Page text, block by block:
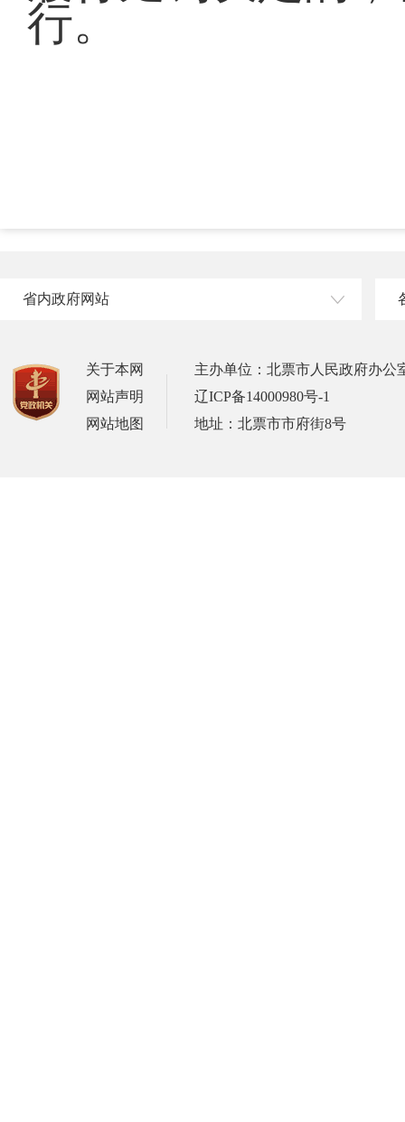
行。
省内政府网站
关于本网
网站声明
网站地图
主办单位：北票市人民政府办公
辽ICP备14000980号-1
地址：北票市市府街8号